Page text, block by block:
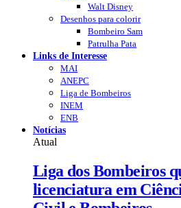
Walt Disney
Desenhos para colorir
Bombeiro Sam
Patrulha Pata
Links de Interesse
MAI
ANEPC
Liga de Bombeiros
INEM
ENB
Notícias
Atual
Liga dos Bombeiros
licenciatura em